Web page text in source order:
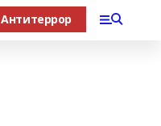
Антитеррор